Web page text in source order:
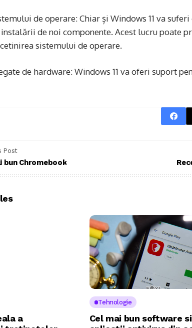
de operare: Chiar și Windows 11 va
de noi componente. Acest lucru poate
sistemului de operare.
de hardware: Windows 11 va oferi suport
Post
bun Chromebook
a
Tehnologie
Cel mai bun software si